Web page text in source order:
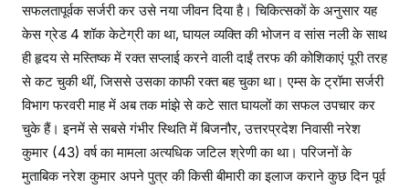
सफलतापूर्वक सर्जरी कर उसे नया जीवन दिया है। चिकित्सकों के अनुसार यह
केस ग्रेड 4 शॉक केटेग्री का था, घायल व्यक्ति की भोजन व सांस नली के साथ
ही हृदय से मस्तिष्क में रक्त सप्लाई करने वाली दाईं तरफ की कोशिकाएं पूरी तरह
से कट चुकी थीं, जिससे उसका काफी रक्त बह चुका था। एम्स के ट्रॉमा सर्जरी
विभाग फरवरी माह में अब तक मांझे से कटे सात घायलों का सफल उपचार कर
चुके हैं। इनमें से सबसे गंभीर स्थिति में बिजनौर, उत्तरप्रदेश निवासी नरेश
कुमार (43) वर्ष का मामला अत्यधिक जटिल श्रेणी का था। परिजनों के
मुताबिक नरेश कुमार अपने पुत्र की किसी बीमारी का इलाज कराने कुछ दिन पूर्व